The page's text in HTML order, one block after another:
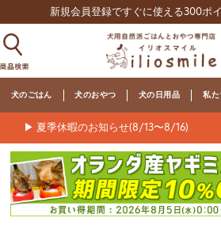
新規会員登録ですぐに使える300ポ
犬のごはん 犬のおやつ 犬の日用品 私た
▶ 夏季休暇のお知らせ(8/13〜8/16)